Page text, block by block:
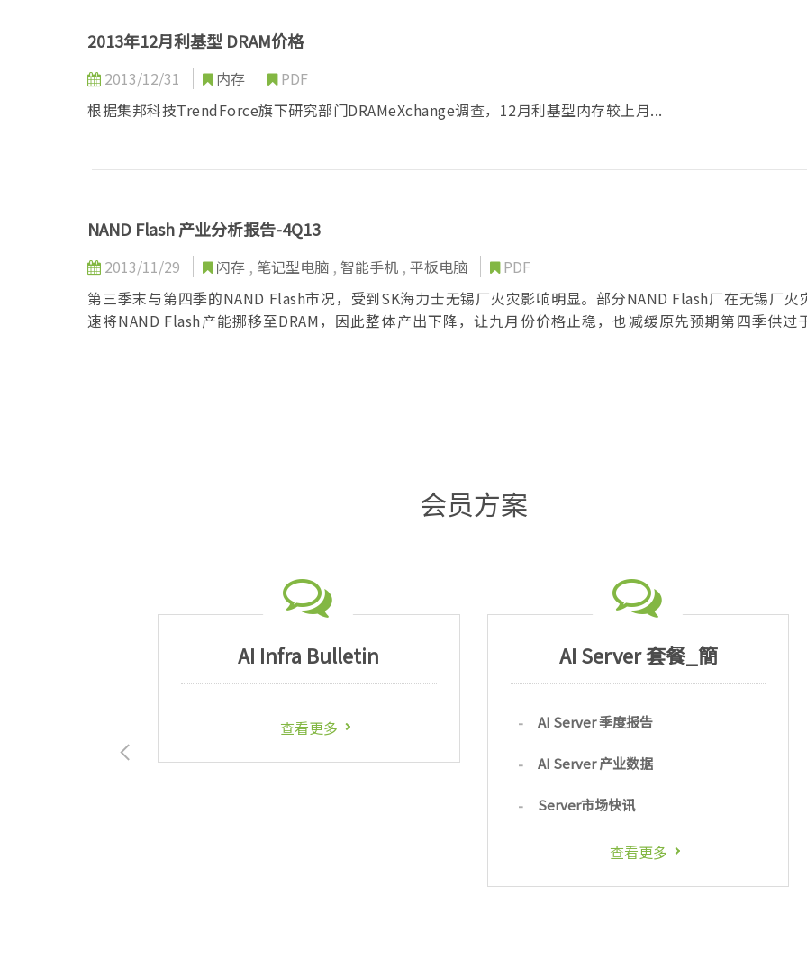
2013年12月利基型 DRAM价格
2013/12/31 内存
PDF
根据集邦科技TrendForce旗下研究部门DRAMeXchange调查，12月利基型内存较上月...
NAND Flash 产业分析报告-4Q13
2013/11/29 闪存 , 笔记型电脑 , 智能手机 , 平板电脑
PDF
第三季末与第四季的NAND Flash市况，受到SK海力士无锡厂火灾影响明显。部分NAND Flash厂在无锡厂火
速将NAND Flash产能挪移至DRAM，因此整体产出下降，让九月份价格止稳，也减缓原先预期第四季供过
会员方案
AI Infra Bulletin
查看更多
AI Server 套餐_簡
AI Server 季度报告
AI Server 产业数据
Server市场快讯
查看更多